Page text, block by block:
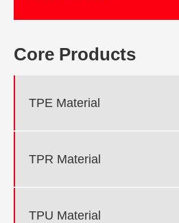
Core Products
TPE Material
TPR Material
TPU Material